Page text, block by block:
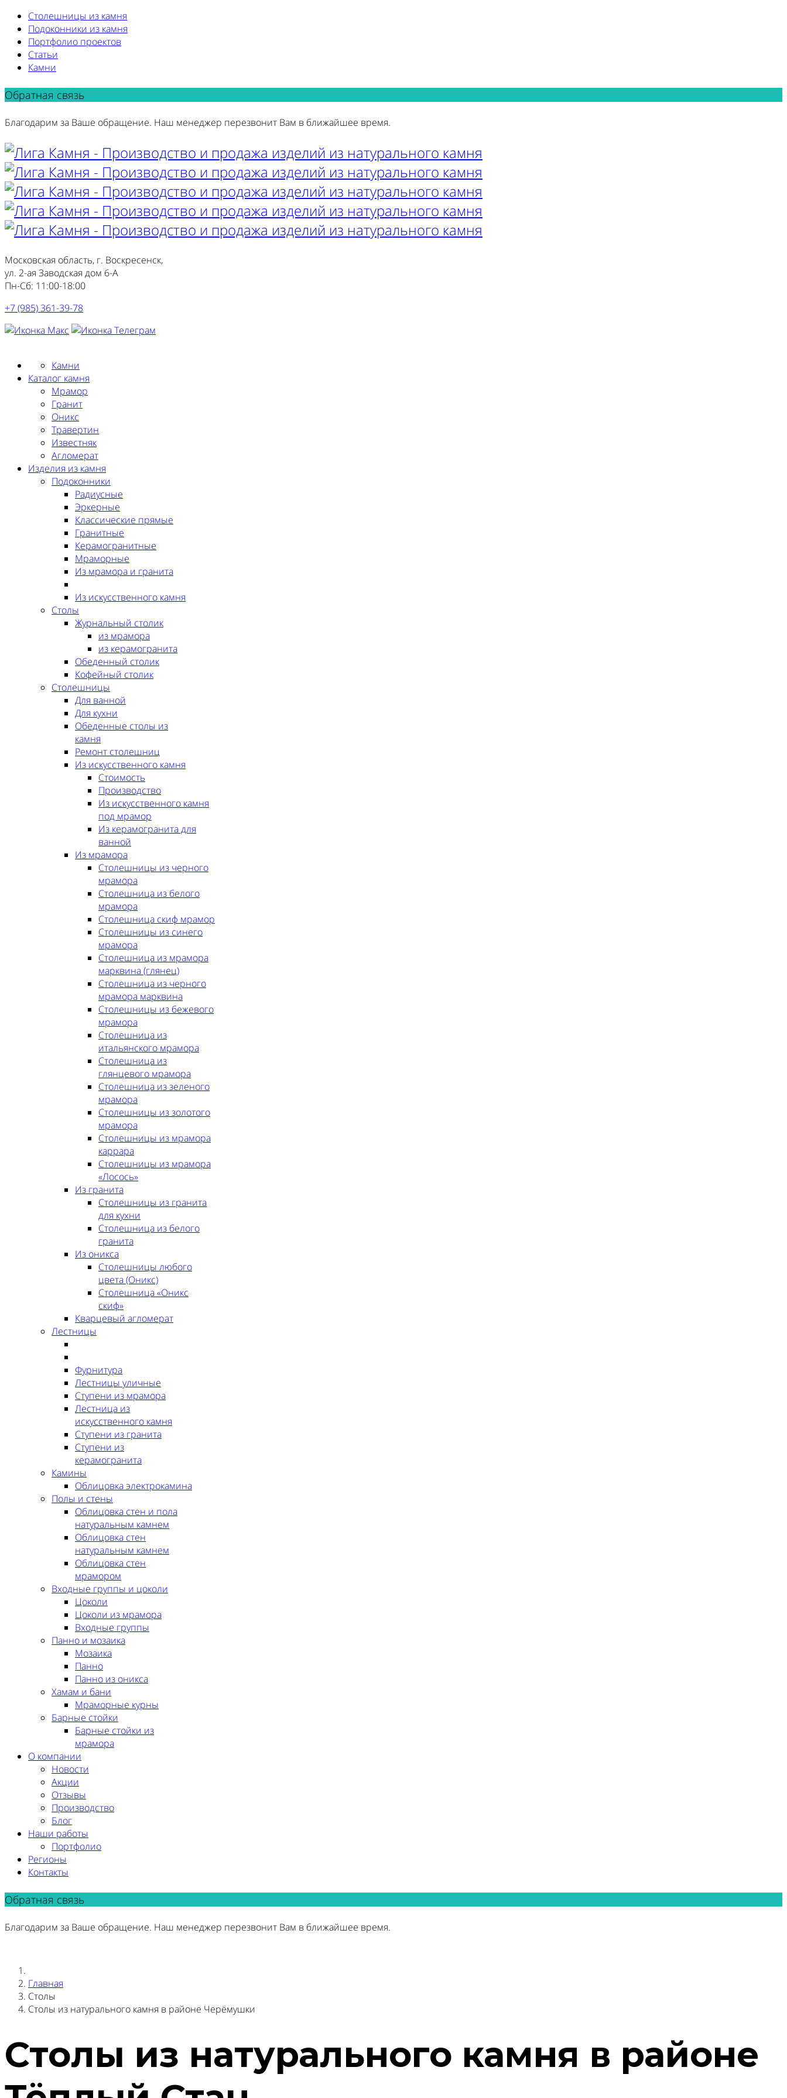
Столешницы из камня
Подоконники из камня
Портфолио проектов
Статьи
Камни
Обратная связь
Благодарим за Ваше обращение. Наш менеджер перезвонит Вам в ближайшее время.
Московская область, г. Воскресенск,
ул. 2-ая Заводская дом 6-А
Пн-Сб: 11:00-18:00
+7 (985) 361-39-78
Камни
Каталог камня
Мрамор
Гранит
Оникс
Травертин
Известняк
Агломерат
Изделия из камня
Подоконники
Радиусные
Эркерные
Классические прямые
Гранитные
Керамогранитные
Мраморные
Из мрамора и гранита
Из искусственного камня
Столы
Журнальный столик
из мрамора
из керамогранита
Обеденный столик
Кофейный столик
Столешницы
Для ванной
Для кухни
Обеденные столы из
камня
Ремонт столешниц
Из искусственного камня
Стоимость
Производство
Из искусственного камня
под мрамор
Из керамогранита для
ванной
Из мрамора
Столешницы из черного
мрамора
Столешница из белого
мрамора
Столешница скиф мрамор
Столешницы из синего
мрамора
Столешница из мрамора
марквина (глянец)
Столешница из черного
мрамора марквина
Столешницы из бежевого
мрамора
Столешница из
итальянского мрамора
Столешница из
глянцевого мрамора
Столешница из зеленого
мрамора
Столешницы из золотого
мрамора
Столешницы из мрамора
каррара
Столешницы из мрамора
«Лосось»
Из гранита
Столешницы из гранита
для кухни
Столешница из белого
гранита
Из оникса
Столешницы любого
цвета (Оникс)
Столешница «Оникс
скиф»
Кварцевый агломерат
Лестницы
Фурнитура
Лестницы уличные
Ступени из мрамора
Лестница из
искусственного камня
Ступени из гранита
Ступени из
керамогранита
Камины
Облицовка электрокамина
Полы и стены
Облицовка стен и пола
натуральным камнем
Облицовка стен
натуральным камнем
Облицовка стен
мрамором
Входные группы и цоколи
Цоколи
Цоколи из мрамора
Входные группы
Панно и мозаика
Мозаика
Панно
Панно из оникса
Хамам и бани
Мраморные курны
Барные стойки
Барные стойки из
мрамора
О компании
Новости
Акции
Отзывы
Производство
Блог
Наши работы
Портфолио
Регионы
Контакты
Обратная связь
Благодарим за Ваше обращение. Наш менеджер перезвонит Вам в ближайшее время.
Главная
Столы
Столы из натурального камня в районе Черёмушки
Столы из натурального камня в районе